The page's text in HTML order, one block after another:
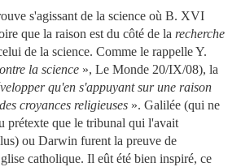
s'agissant de la science où B. XVI
que la raison est du côté de la recherche
de la science. Comme le rappelle Y.
la science », Le Monde 20/IX/08), la
qu'en s'appuyant sur une raison
croyances religieuses ». Galilée (qui ne
prétexte que le tribunal qui l'avait
ou Darwin furent la preuve de
catholique. Il eût été bien inspiré, ce